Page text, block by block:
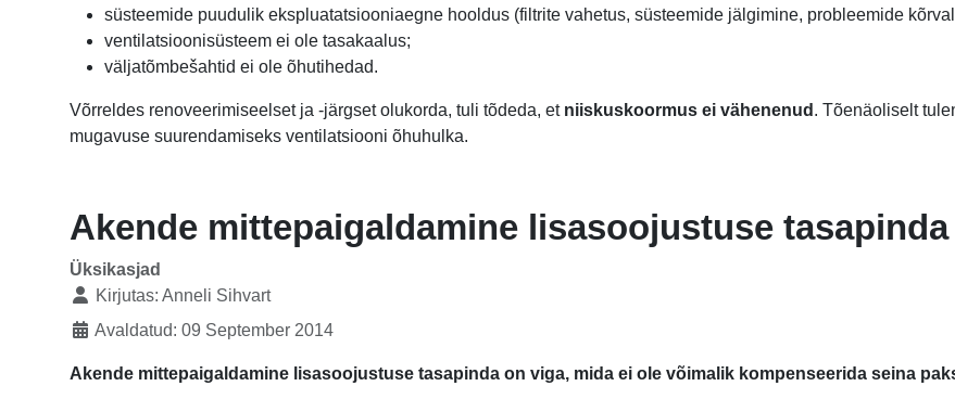
süsteemide puudulik ekspluatatsiooniaegne hooldus (filtrite vahetus, süsteemide jälgimine, probleemide
ventilatsioonisüsteem ei ole tasakaalus;
väljatõmbešahtid ei ole õhutihedad.
Võrreldes renoveerimiseelset ja -järgset olukorda, tuli tõdeda, et niiskuskoormus ei vähenenud . Tõenäoliselt
mugavuse suurendamiseks ventilatsiooni õhuhulka.
Akende mittepaigaldamine lisasoojustuse
Üksikasjad
Kirjutas: Anneli Sihvart
Avaldatud: 09 September 2014
Akende mittepaigaldamine lisasoojustuse tasapinda on viga, mida ei ole võimalik kompenseerida seina